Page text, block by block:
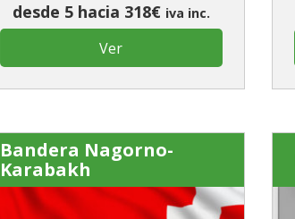
desde 5 hacia 318€ iva inc.
Ver
Bandera Nagorno-
Karabakh